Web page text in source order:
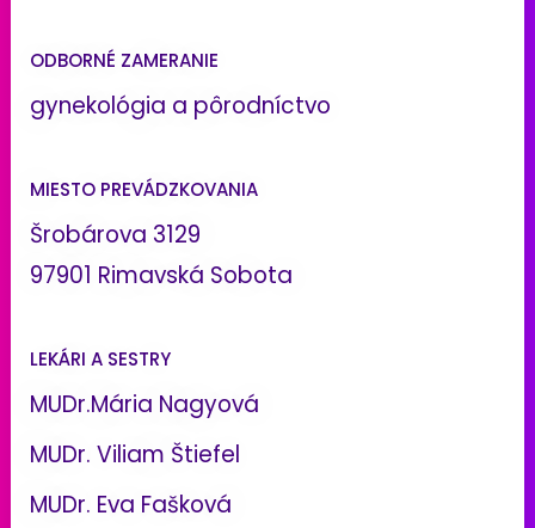
ODBORNÉ ZAMERANIE
gynekológia a pôrodníctvo
MIESTO PREVÁDZKOVANIA
Šrobárova 3129
97901 Rimavská Sobota
LEKÁRI A SESTRY
MUDr.Mária Nagyová
MUDr. Viliam Štiefel
MUDr. Eva Fašková